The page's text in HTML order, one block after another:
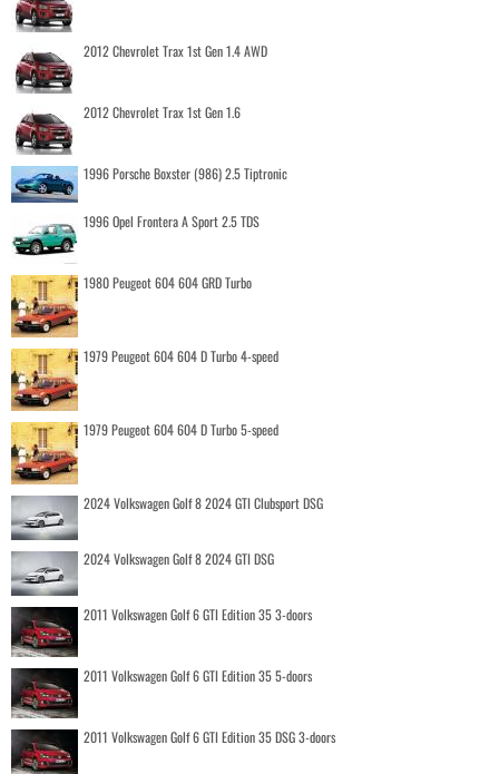
2012 Chevrolet Trax 1st Gen 1.4 AWD
2012 Chevrolet Trax 1st Gen 1.6
1996 Porsche Boxster (986) 2.5 Tiptronic
1996 Opel Frontera A Sport 2.5 TDS
1980 Peugeot 604 604 GRD Turbo
1979 Peugeot 604 604 D Turbo 4-speed
1979 Peugeot 604 604 D Turbo 5-speed
2024 Volkswagen Golf 8 2024 GTI Clubsport DSG
2024 Volkswagen Golf 8 2024 GTI DSG
2011 Volkswagen Golf 6 GTI Edition 35 3-doors
2011 Volkswagen Golf 6 GTI Edition 35 5-doors
2011 Volkswagen Golf 6 GTI Edition 35 DSG 3-doors